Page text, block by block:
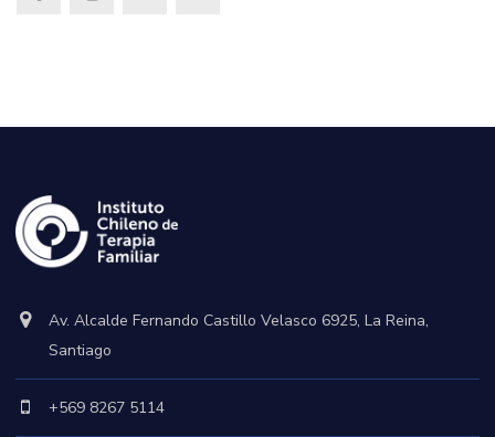
Av. Alcalde Fernando Castillo Velasco 6925, La Reina,
Santiago
+569 8267 5114